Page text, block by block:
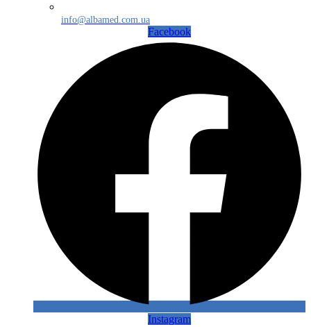
info@albamed.com.ua
Facebook
Instagram